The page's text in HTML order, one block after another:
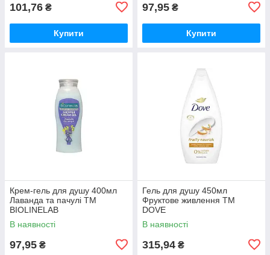
101,76 ₴
Купити
97,95 ₴
Купити
Крем-гель для душу 400мл
Лаванда та пачулі ТМ
BIOLINELAB
В наявності
97,95 ₴
Гель для душу 450мл
Фруктове живлення ТМ
DOVE
В наявності
315,94 ₴